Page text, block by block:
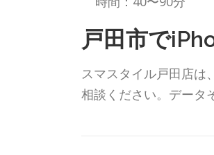
戸田市で
スマスタイル戸田店は、
相談ください。データ